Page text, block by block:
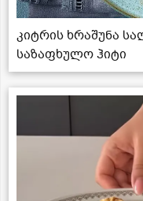
კიტრის ხრაშუნა
საზაფხულო ჰიტი